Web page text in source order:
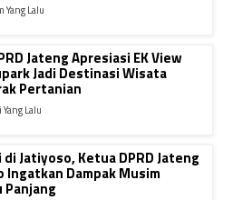
Yang Lalu
Jateng Apresiasi EK View
Jadi Destinasi Wisata
Pertanian
Lalu
di Jatiyoso, Ketua DPRD Jateng
Ingatkan Dampak Musim
Panjang